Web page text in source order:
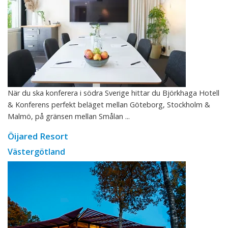
När du ska konferera i södra Sverige hittar du Björkhaga Hotell
& Konferens perfekt beläget mellan Göteborg, Stockholm &
Malmö, på gränsen mellan Smålan ...
Öijared Resort
Västergötland